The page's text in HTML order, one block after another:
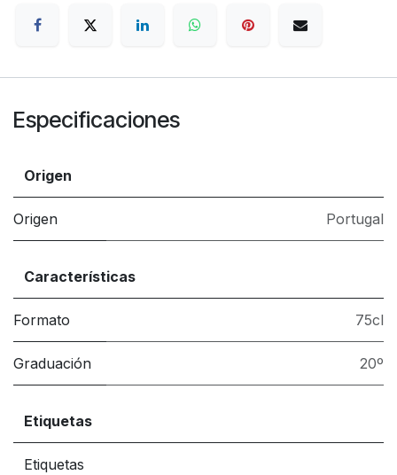
Especificaciones
Origen
Origen Portugal
Características
Formato 75cl
Graduación 20º
Etiquetas
Etiquetas